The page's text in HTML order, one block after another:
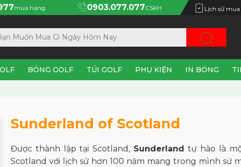
mua hàng 0903.077.077CSKH Lịch sử
BÓNG GOLF TÚI GOLF PHỤ KIỆN IN BÓNG
Sunderland of Scotland
Được thành lập tại Scotland, Sunderland tự hào là
Scotland với lịch sử hơn 100 năm mang trong mình sứ